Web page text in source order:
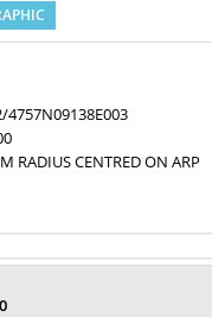
RADIUS CENTRED ON ARP